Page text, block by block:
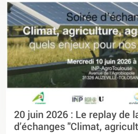
20 juin 2026 : Le replay de
d’échanges "Climat,